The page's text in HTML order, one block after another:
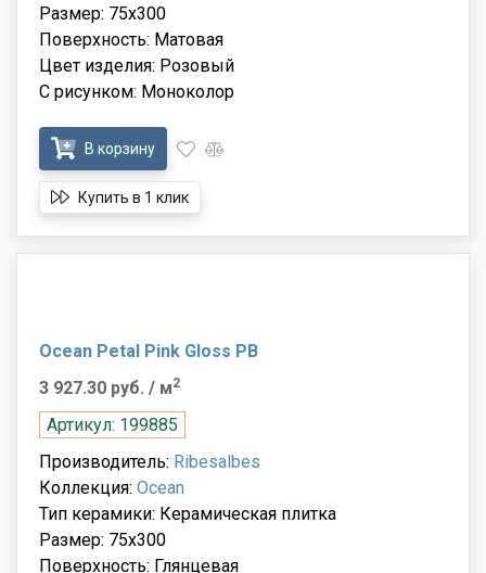
Размер: 75x300
Поверхность: Матовая
Цвет изделия: Розовый
С рисунком: Моноколор
В корзину
Купить в 1 клик
Ocean Petal Pink Gloss PB
3 927.30 руб. / м2
Артикул: 199885
Производитель: Ribesalbes
Коллекция: Ocean
Тип керамики: Керамическая плитка
Размер: 75x300
Поверхность: Глянцевая